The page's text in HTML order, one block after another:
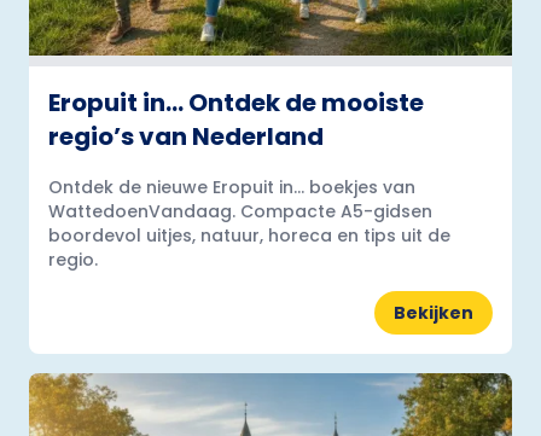
Eropuit in… Ontdek de mooiste
regio’s van Nederland
Ontdek de nieuwe Eropuit in... boekjes van
WattedoenVandaag. Compacte A5-gidsen
boordevol uitjes, natuur, horeca en tips uit de
regio.
Bekijken